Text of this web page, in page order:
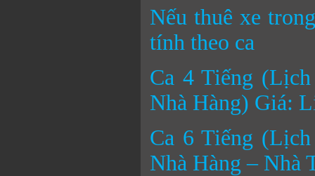
Nếu thuê xe
tính theo ca
Ca 4 Tiếng
Nhà Hàng) Giá:
Ca 6 Tiếng
Nhà Hàng – Nhà